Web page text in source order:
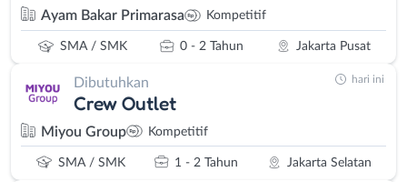
Ayam Bakar Primarasa Kompetitif
SMA / SMK 0 - 2 Tahun Jakarta Pusat
Dibutuhkan
Crew Outlet
Miyou Group Kompetitif
SMA / SMK 1 - 2 Tahun Jakarta Selatan
hari ini